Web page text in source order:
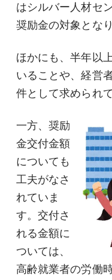
はシルバー人材セ
奨励金の対象となり
ほかにも、半年以
いることや、経営
件として求められ
一方、奨励
金交付金額
についても
工夫がなさ
れていま
す。交付さ
れる金額に
ついては、
高齢就業者の労働